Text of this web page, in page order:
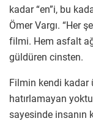
kadar “en”i, bu
Ömer Vargı. “Her
filmi. Hem asfalt
güldüren cinsten.
Filmin kendi kadar
hatırlamayan
sayesinde insanın